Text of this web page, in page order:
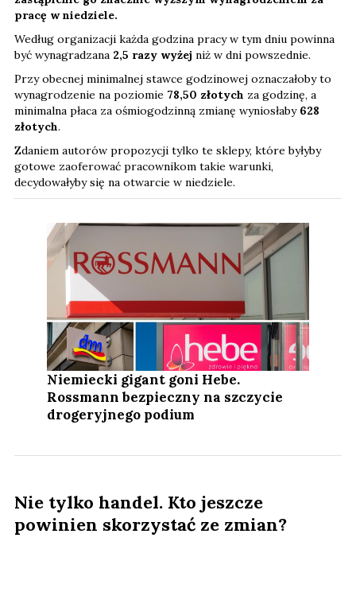
pracę w niedziele.
Według organizacji każda godzina pracy w tym dniu powinna
być wynagradzana 2,5 razy wyżej niż w dni powszednie.
Przy obecnej minimalnej stawce godzinowej oznaczałoby to
wynagrodzenie na poziomie 78,50 złotych za godzinę, a
minimalna płaca za ośmiogodzinną zmianę wyniosłaby 628
złotych.
Zdaniem autorów propozycji tylko te sklepy, które byłyby
gotowe zaoferować pracownikom takie warunki,
decydowałyby się na otwarcie w niedziele.
Niemiecki gigant goni Hebe.
Rossmann bezpieczny na szczycie
drogeryjnego podium
Nie tylko handel. Kto jeszcze
powinien skorzystać ze zmian?